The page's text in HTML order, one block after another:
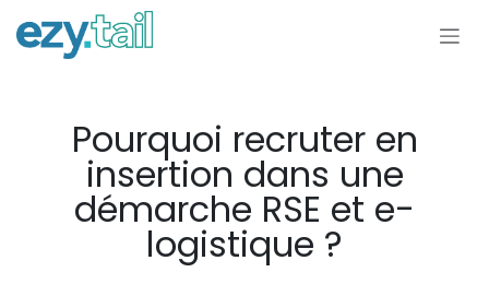
Se rendre au contenu
Pourquoi recruter en
insertion dans une
démarche RSE et e-
logistique ?